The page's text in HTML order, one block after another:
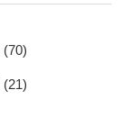
(70)
(21)